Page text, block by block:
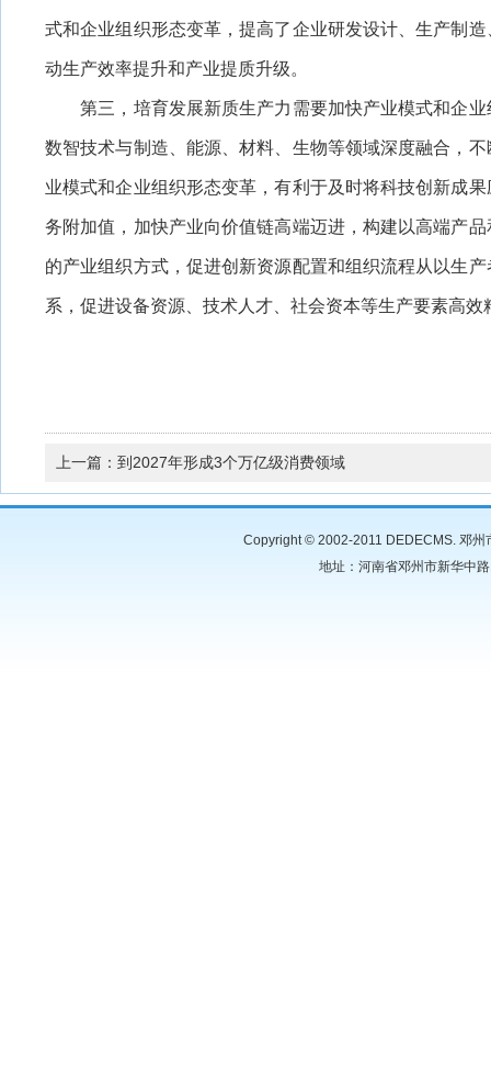
式和企业组织形态变革，提高了企业研发设计、生产制
动生产效率提升和产业提质升级。
第三，培育发展新质生产力需要加快产业模式和企业
数智技术与制造、能源、材料、生物等领域深度融合，
业模式和企业组织形态变革，有利于及时将科技创新成
务附加值，加快产业向价值链高端迈进，构建以高端产
的产业组织方式，促进创新资源配置和组织流程从以生
系，促进设备资源、技术人才、社会资本等生产要素高
上一篇： 到2027年形成3个万亿级消费领域
Copyright © 2002-2011 DEDECMS. 邓州
地址：河南省邓州市新华